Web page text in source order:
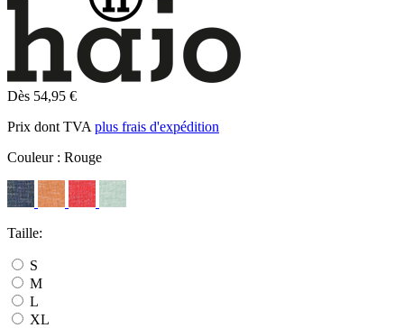
Dès 54,95 €
Prix dont TVA plus frais d'expédition
Couleur : Rouge
Taille:
S
M
L
XL